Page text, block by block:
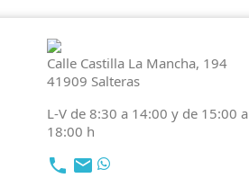
Calle Castilla La Mancha, 194
41909 Salteras
L-V de 8:30 a 14:00 y de 15:00 a
18:00 h
local_phone email